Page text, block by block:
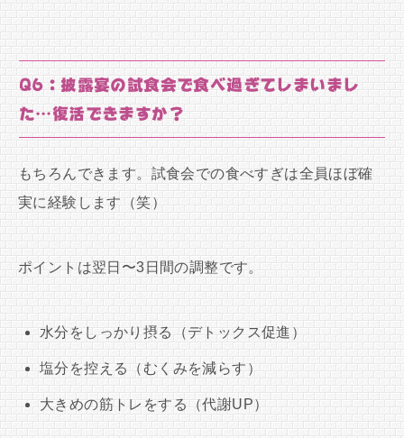
Q6：披露宴の試食会で食べ過ぎてしまいまし
た…復活できますか？
もちろんできます。試食会での食べすぎは全員ほぼ確
実に経験します（笑）
ポイントは翌日〜3日間の調整です。
水分をしっかり摂る（デトックス促進）
塩分を控える（むくみを減らす）
大きめの筋トレをする（代謝UP）